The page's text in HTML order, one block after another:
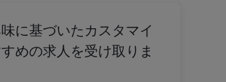
に基づいたカスタマイ
めの求人を受け取りま